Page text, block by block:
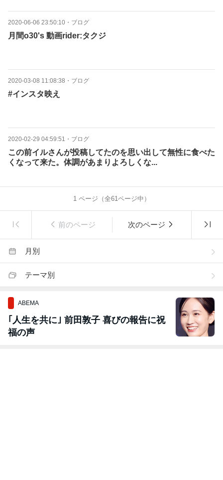
2020-06-06 23:50:10 ・ ブログ
月間o30's 動画rider:タクジ
2020-03-08 11:08:38 ・ ブログ
#インスタ映え
2020-02-29 04:59:51 ・ ブログ
この前イルさんが投稿してたのを思い出して無性に食べた
くなって来た。体調があまりよろしくな...
1ページ（全61ページ中）
前のページ 次のページ
月別
テーマ別
ABEMA
｢人生を共に｣ 前田敦子 喜びの報告に祝
福の声